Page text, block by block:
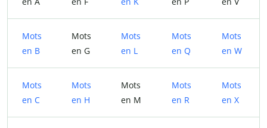
Mots
en B
Mots
en G
Mots
en L
Mots
en Q
Mots
en W
Mots
en C
Mots
en H
Mots
en M
Mots
en R
Mots
en X